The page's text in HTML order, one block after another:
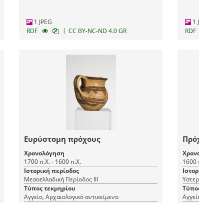
1 JPEG
RDF
| CC BY-NC-ND 4.0 GR
1
RDF
Ευρύστομη πρόχους
Χρονολόγηση
1700 π.Χ. - 1600 π.Χ.
Ιστορική περίοδος
Μεσοελλαδική Περίοδος ΙΙΙ
Τύπος τεκμηρίου
Αγγείο, Αρχαιολογικό αντικείμενο
1600